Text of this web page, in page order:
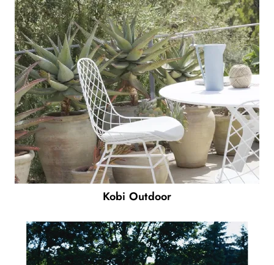
Kobi Outdoor